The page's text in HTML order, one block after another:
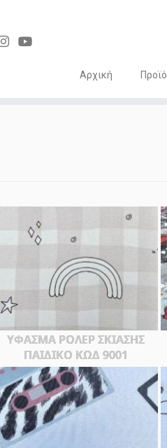
Αρχική
ΥΦΑΣΜΑ ΡΟΛΕΡ ΣΚΙΑΣΗΣ
ΠΑΙΔΙΚΟ ΚΩΔ 9001